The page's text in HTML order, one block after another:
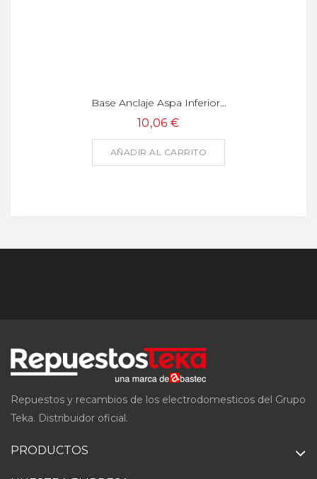
Base Anclaje Aspa Inferior...
10,06 €
AÑADIR AL CARRITO
Repuestos y recambios de los electrodomesticos del Grupo
Teka. Distribuidor oficial.
PRODUCTOS